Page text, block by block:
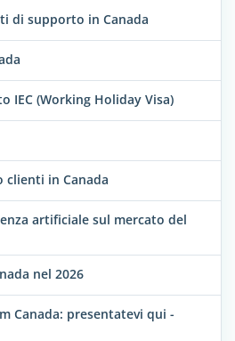
di supporto in Canada
IEC (Working Holiday Visa)
clienti in Canada
artificiale sul mercato del
nel 2026
Canada: presentatevi qui -